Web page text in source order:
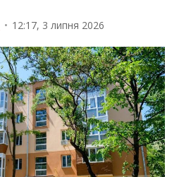
• 12:17, 3 липня 2026